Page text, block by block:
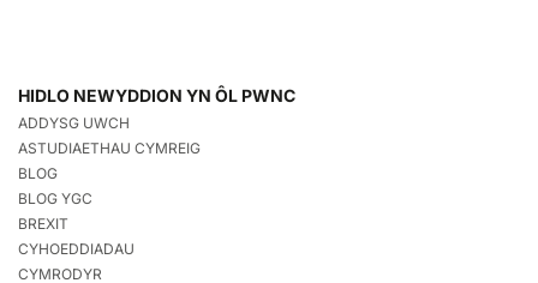
HIDLO NEWYDDION YN ÔL PWNC
ADDYSG UWCH
ASTUDIAETHAU CYMREIG
BLOG
BLOG YGC
BREXIT
CYHOEDDIADAU
CYMRODYR